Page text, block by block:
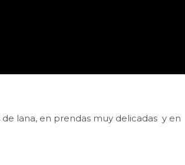
lana, en prendas muy delicadas y en